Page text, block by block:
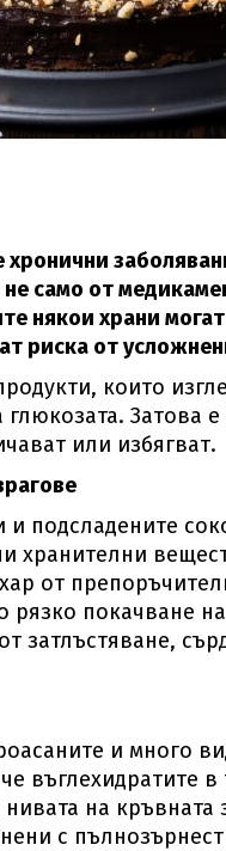
само от
някои храни
риска от
които
Затова
или избягват.
и подсладените
хранителни
от
рязко покачване
затлъстяване,
и много
въглехидратите в
на кръвната
с